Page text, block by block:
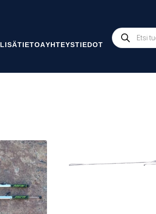
LISÄTIETOAYHTEYSTIEDOT
Products
search